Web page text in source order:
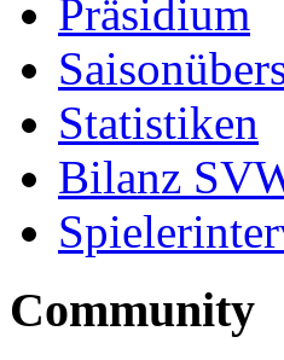
Präsidium
Statistiken
Bilanz
Community